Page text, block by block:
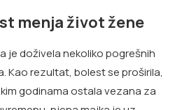
menja život žene
je doživela nekoliko pogrešnih
Kao rezultat, bolest se proširila,
godinama ostala vezana za